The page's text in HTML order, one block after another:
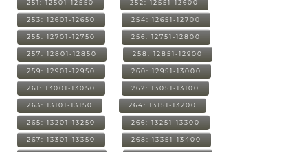
251: 12501-12550 252: 12551-12600
253: 12601-12650 254: 12651-12700
255: 12701-12750 256: 12751-12800
257: 12801-12850 258: 12851-12900
259: 12901-12950 260: 12951-13000
261: 13001-13050 262: 13051-13100
263: 13101-13150 264: 13151-13200
265: 13201-13250 266: 13251-13300
267: 13301-13350 268: 13351-13400